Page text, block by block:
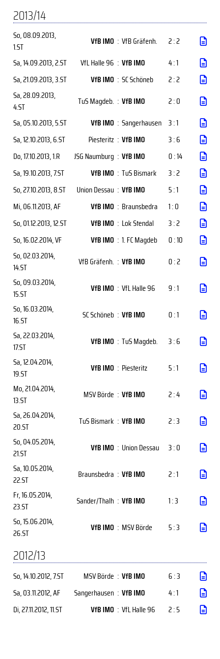
2013/14
So, 08.09.2013,
1.ST
VfB IMO : VfB Gräfenh.
2 : 2
Sa, 14.09.2013, 2.ST VfL Halle 96 : VfB IMO
4 : 1
Sa, 21.09.2013, 3.ST VfB IMO : SC Schöneb
2 : 2
Sa, 28.09.2013,
4.ST
TuS Magdeb. : VfB IMO
2 : 0
Sa, 05.10.2013, 5.ST VfB IMO : Sangerhausen 3 : 1
Sa, 12.10.2013, 6.ST Piesteritz : VfB IMO
3 : 6
Do, 17.10.2013, 1.R JSG Naumburg : VfB IMO
0 : 14
Sa, 19.10.2013, 7.ST VfB IMO : TuS Bismark
3 : 2
So, 27.10.2013, 8.ST Union Dessau : VfB IMO
5 : 1
Mi, 06.11.2013, AF VfB IMO : Braunsbedra
1 : 0
So, 01.12.2013, 12.ST VfB IMO : Lok Stendal
3 : 2
So, 16.02.2014, VF VfB IMO : 1. FC Magdeb
0 : 10
So, 02.03.2014,
14.ST
VfB Gräfenh. : VfB IMO
0 : 2
So, 09.03.2014,
15.ST
VfB IMO : VfL Halle 96
9 : 1
So, 16.03.2014,
16.ST
SC Schöneb : VfB IMO
0 : 1
Sa, 22.03.2014,
17.ST
VfB IMO : TuS Magdeb.
3 : 6
Sa, 12.04.2014,
19.ST
VfB IMO : Piesteritz
5 : 1
Mo, 21.04.2014,
13.ST
MSV Börde : VfB IMO
2 : 4
Sa, 26.04.2014,
20.ST
TuS Bismark : VfB IMO
2 : 3
So, 04.05.2014,
21.ST
VfB IMO : Union Dessau
3 : 0
Sa, 10.05.2014,
22.ST
Braunsbedra : VfB IMO
2 : 1
Fr, 16.05.2014,
23.ST
Sander/Thalh : VfB IMO
1 : 3
So, 15.06.2014,
26.ST
VfB IMO : MSV Börde 5 : 3
2012/13
So, 14.10.2012, 7.ST MSV Börde : VfB IMO
6 : 3
Sa, 03.11.2012, AF Sangerhausen : VfB IMO
4 : 1
Di, 27.11.2012, 11.ST VfB IMO : VfL Halle 96 2 : 5